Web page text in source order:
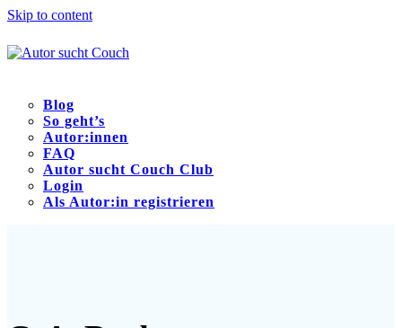
Skip to content
Blog
So geht’s
Autor:innen
FAQ
Autor sucht Couch Club
Login
Als Autor:in registrieren